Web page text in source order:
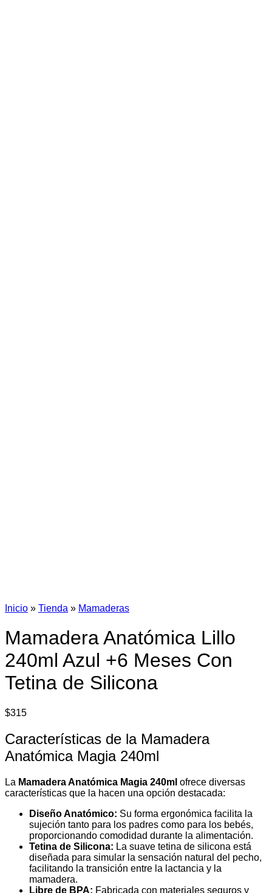
Inicio » Tienda » Mamaderas
Mamadera Anatómica Lillo
240ml Azul +6 Meses Con
Tetina de Silicona
$315
Características de la Mamadera
Anatómica Magia 240ml
La Mamadera Anatómica Magia 240ml ofrece diversas
características que la hacen una opción destacada:
Diseño Anatómico: Su forma ergonómica facilita la
sujeción tanto para los padres como para los bebés,
proporcionando comodidad durante la alimentación.
Tetina de Silicona: La suave tetina de silicona está
diseñada para simular la sensación natural del pecho,
facilitando la transición entre la lactancia y la
mamadera.
Libre de BPA: Fabricada con materiales seguros y